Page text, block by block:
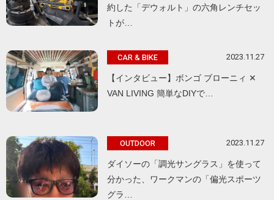
約した「デウォルト」の六角レンチセッ
トが…
CAR & BIKE 2023.11.27
【インタビュー】ボンゴ ブローニィ ✕
VAN LIVING 簡単なDIYで…
OUTDOOR 2023.11.27
ダイソーの「調光サングラス」を使って
分かった、ワークマンの「偏光スポーツ
グラ…